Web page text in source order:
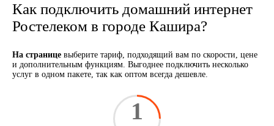
Как подключить домашний интернет
Ростелеком в городе Кашира?
На странице выберите тариф, подходящий вам по скорости, цене
и дополнительным функциям. Выгоднее подключить несколько
услуг в одном пакете, так как оптом всегда дешевле.
1